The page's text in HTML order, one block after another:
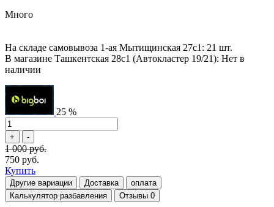
Много
На складе самовывоза 1-ая Мытищинская 27с1: 21 шт.
В магазине Ташкентская 28с1 (Автокластер 19/21): Нет в
наличии
25 %
1 000 руб.
750 руб.
Купить
Другие вариации Доставка
оплата
Калькулятор разбавления
Отзывы 0